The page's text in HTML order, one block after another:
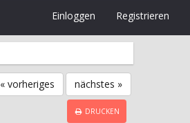
Einloggen Registrieren
« vorheriges nächstes »
DRUCKEN